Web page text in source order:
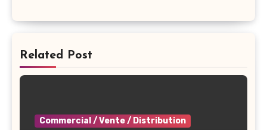
Related Post
Commercial / Vente / Distribution